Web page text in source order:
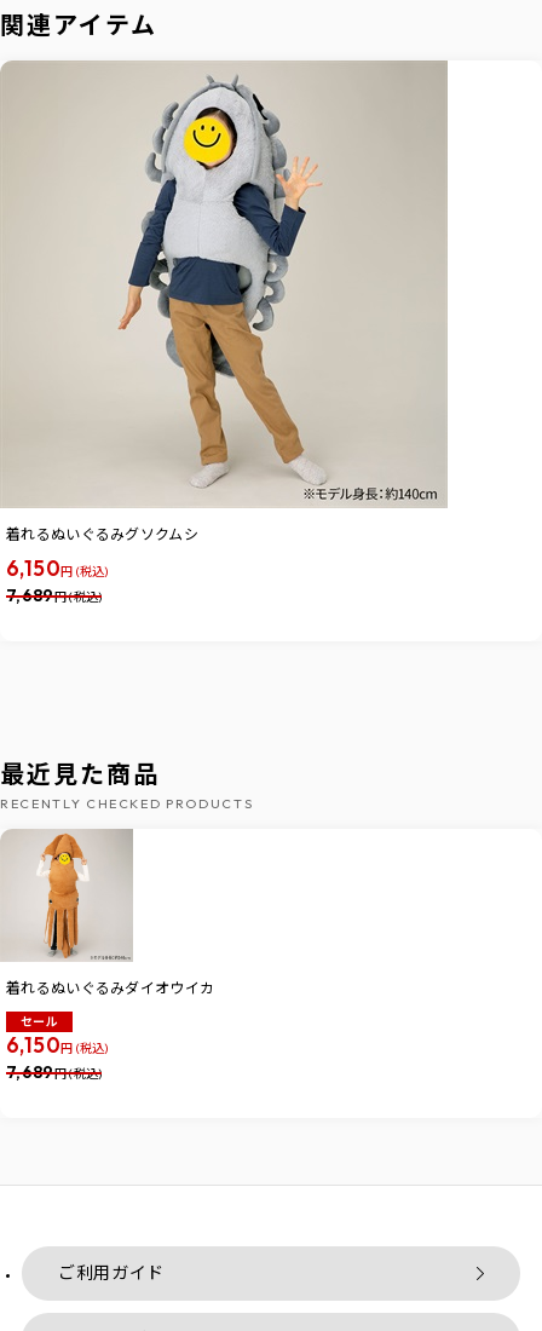
関連アイテム
着れるぬいぐるみグソクムシ
6,150円 (税込)
7,689円 (税込)
最近見た商品
RECENTLY CHECKED PRODUCTS
着れるぬいぐるみダイオウイカ
セール
6,150円 (税込)
7,689円 (税込)
ご利用ガイド